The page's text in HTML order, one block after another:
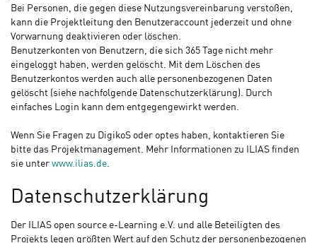
Bei Personen, die gegen diese Nutzungsvereinbarung verstoßen,
kann die Projektleitung den Benutzeraccount jederzeit und ohne
Vorwarnung deaktivieren oder löschen.
Benutzerkonten von Benutzern, die sich 365 Tage nicht mehr
eingeloggt haben, werden gelöscht. Mit dem Löschen des
Benutzerkontos werden auch alle personenbezogenen Daten
gelöscht (siehe nachfolgende Datenschutzerklärung). Durch
einfaches Login kann dem entgegengewirkt werden.
Wenn Sie Fragen zu DigikoS oder optes haben, kontaktieren Sie
bitte das Projektmanagement. Mehr Informationen zu ILIAS finden
sie unter www.ilias.de.
Datenschutzerklärung
Der ILIAS open source e-Learning e.V. und alle Beteiligten des
Projekts legen größten Wert auf den Schutz der personenbezogenen